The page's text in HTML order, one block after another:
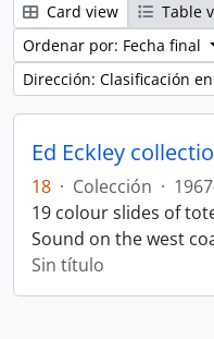
Card view
Table
Ordenar por: Fecha final
Dirección: Clasificación
Ed Eckley
18 · Colección ·
19 colour slides of
Sound on the west
Sin título